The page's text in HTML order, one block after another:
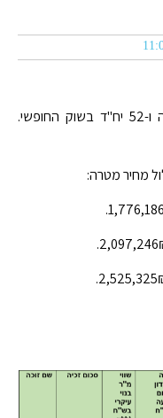
במכרז זה שווקו 210 יח"ד במחיר מטרה ו-52 יח"ד בשוק החופשי.
מחיר מטרה: